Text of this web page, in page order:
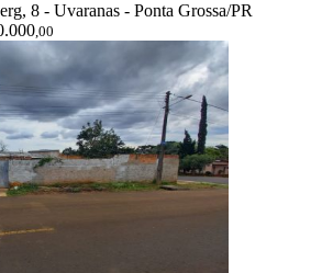
8 - Uvaranas - Ponta Grossa/PR
,00